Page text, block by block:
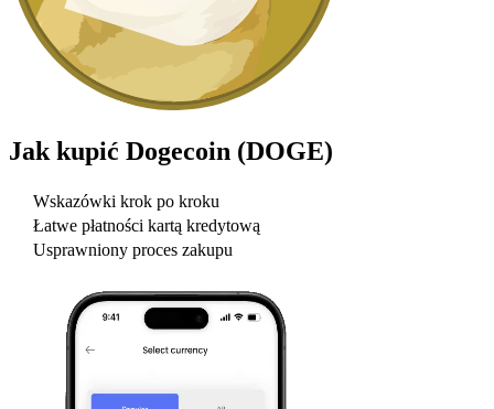
Jak kupić Dogecoin (DOGE)
Wskazówki krok po kroku
Łatwe płatności kartą kredytową
Usprawniony proces zakupu